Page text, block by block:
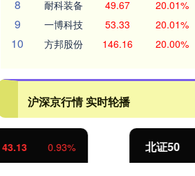
8 耐科装备 49.67 20.01%
9 一博科技 53.33 20.01%
10 方邦股份 146.16 20.00%
沪深京行情 实时轮播
北证50 11.37